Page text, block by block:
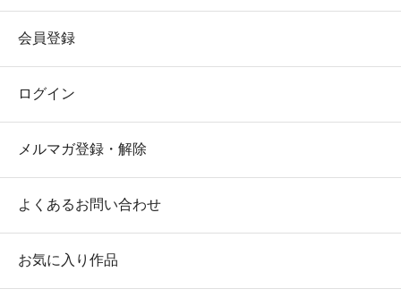
会員登録
ログイン
メルマガ登録・解除
よくあるお問い合わせ
お気に入り作品